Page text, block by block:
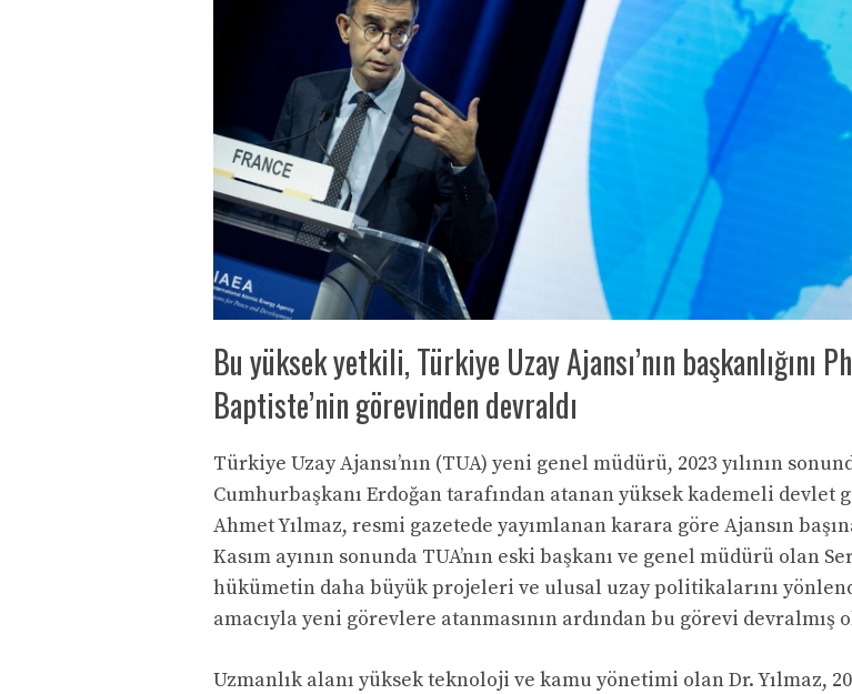
Bu yüksek yetkili, Türkiye Uzay Ajansı’nın başkanlığını
Baptiste’nin görevinden devraldı
Türkiye Uzay Ajansı’nın (TUA) yeni genel müdürü, 2023 yılının
Cumhurbaşkanı Erdoğan tarafından atanan yüksek kademeli devlet
Ahmet Yılmaz, resmi gazetede yayımlanan karara göre Ajansın
Kasım ayının sonunda TUA’nın eski başkanı ve genel müdürü olan
hükümetin daha büyük projeleri ve ulusal uzay politikalarını
amacıyla yeni görevlere atanmasının ardından bu görevi devralmış
Uzmanlık alanı yüksek teknoloji ve kamu yönetimi olan Dr. Yılmaz,